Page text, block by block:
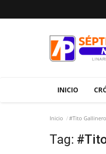
INICIO
Inicio #Tito Gallinero
Tag: